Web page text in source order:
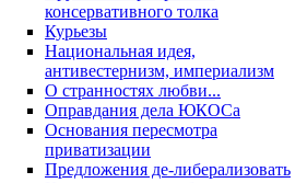
консервативного толка
Курьезы
Национальная идея,
антивестернизм, империализм
О странностях любви...
Оправдания дела ЮКОСа
Основания пересмотра
приватизации
Предложения де-либерализовать